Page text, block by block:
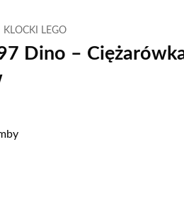
KLOCKI LEGO
Dino –